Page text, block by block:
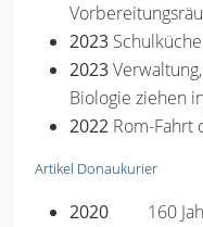
2023
2023
Biologie ziehen
2022 Rom-Fahrt
Artikel Donaukurier
2020
160